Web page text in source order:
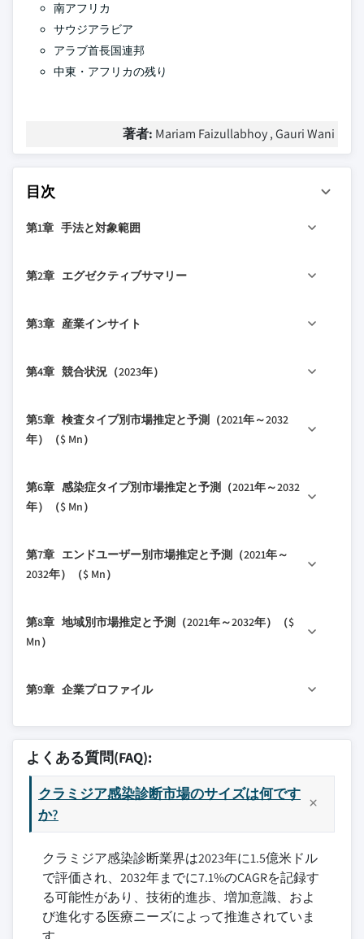
南アフリカ
サウジアラビア
アラブ首長国連邦
中東・アフリカの残り
著者: Mariam Faizullabhoy , Gauri Wani
目次
第1章 手法と対象範囲
1.2 調査設計
1.2.2 データ収集方法
1.3.1 基準年の計算
1.4 予測モデル
1.5 一次調査と検証
1.5.2 データマイニングソース
第2章 エグゼクティブサマリー
第3章 産業インサイト
3.2 産業への影響要因
3.2.1.1 クラミジア感染症の有病率上昇
3.2.1.4 政府の取り組みと資金の増加
さ
3.3 成長ポテンシャル分析
3.6 技術環境
3.8 PESTEL分析
3.9 ギャップ分析
3.10 製品パイプライン分析
第4章 競合状況（2023年）
4.2 企業マトリックス分析（2023年）
4.3 企業の市場シェア分析
4.5 戦略ダッシュボード
第5章 検査タイプ別市場推定と予測（2021年～2032
年）（$ Mn）
5.2 核酸増幅検査（NAAT）
5.3 血清学的検査
5.5 培養検査
第6章 感染症タイプ別市場推定と予測（2021年～2032
年）（$ Mn）
6.2 性器クラミジア感染症
6.3 直腸クラミジア感染症
第7章 エンドユーザー別市場推定と予測（2021年～
2032年）（$ Mn）
7.2 病院
第8章 地域別市場推定と予測（2021年～2032年）（$
Mn）
8.2 北米
8.2.2 カナダ
8.3 欧州
8.3.1 ドイツ
8.3.3 フランス
8.3.4 イタリア
8.3.5 スペイン
8.3.6 オランダ
8.3.7 欧州その他地域
第9章 企業プロファイル
9.1 アボット
9.3 バイオ・ラッド・ラボラトリーズ
9.4 ダイアソリン S.p.A.
9.6 ホロジック
9.7 クアデルオーソ・コーポレーション
9.8 シーメンス・ヘルスケア
9.9 サーモフィッシャー・サイエンティフィック
9.10 トリニティ・バイオテック PLC.
よくある質問(FAQ):
クラミジア感染診断市場のサイズは何です
か?
クラミジア感染診断業界は2023年に1.5億米ドル
で評価され、2032年までに7.1%のCAGRを記録す
る可能性があり、技術的進歩、増加意識、およ
び進化する医療ニーズによって推進されていま